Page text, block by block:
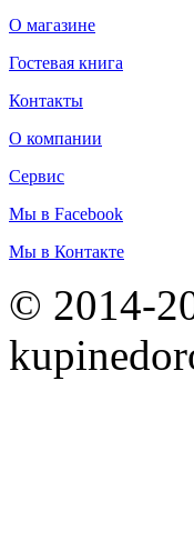
О магазине
Гостевая книга
Контакты
О компании
Сервис
Мы в Facebook
Мы в Контакте
© 2014-